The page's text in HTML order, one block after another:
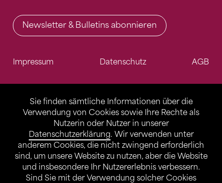
Sie finden sämtliche Informationen über die
Verwendung von Cookies sowie Ihre Rechte als
Nutzerin oder Nutzer in unserer
Datenschutzerklärung. Wir verwenden unter
anderem Cookies, die nicht zwingend erforderlich
sind, um unsere Website zu nutzen, aber die Website
und insbesondere Ihr Nutzererlebnis verbessern.
Sind Sie mit der Verwendung solcher Cookies
Newsletter & Bulletins abonnieren
Impressum Datenschutz AGB